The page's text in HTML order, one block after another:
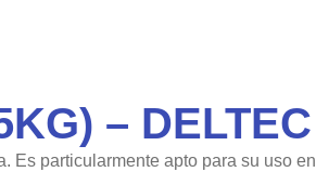
– DELTEC
Es particularmente apto para su uso en